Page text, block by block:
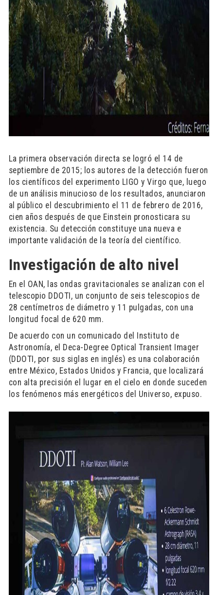
La primera observación directa se logró el 14 de
septiembre de 2015; los autores de la detección fueron
los científicos del experimento LIGO y Virgo que, luego
de un análisis minucioso de los resultados, anunciaron
al público el descubrimiento el 11 de febrero de 2016,
cien años después de que Einstein pronosticara su
existencia. Su detección constituye una nueva e
importante validación de la teoría del científico.
Investigación de alto nivel
En el OAN, las ondas gravitacionales se analizan con el
telescopio DDOTI, un conjunto de seis telescopios de
28 centímetros de diámetro y 11 pulgadas, con una
longitud focal de 620 mm.
De acuerdo con un comunicado del Instituto de
Astronomía, el Deca-Degree Optical Transient Imager
(DDOTI, por sus siglas en inglés) es una colaboración
entre México, Estados Unidos y Francia, que localizará
con alta precisión el lugar en el cielo en donde suceden
los fenómenos más energéticos del Universo, expuso.